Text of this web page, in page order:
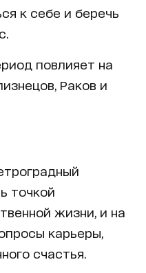
к себе и беречь
повлияет на
Раков и
точкой
жизни, и на
карьеры,
счастья.